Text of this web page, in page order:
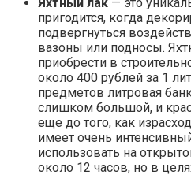
пригодится, когда
подвергнуться
вазоны или подносы.
приобрести в
около 400 рублей за 1
предметов литровая
слишком большой, и
еще до того, как
имеет очень
использовать на
около 12 часов, но в